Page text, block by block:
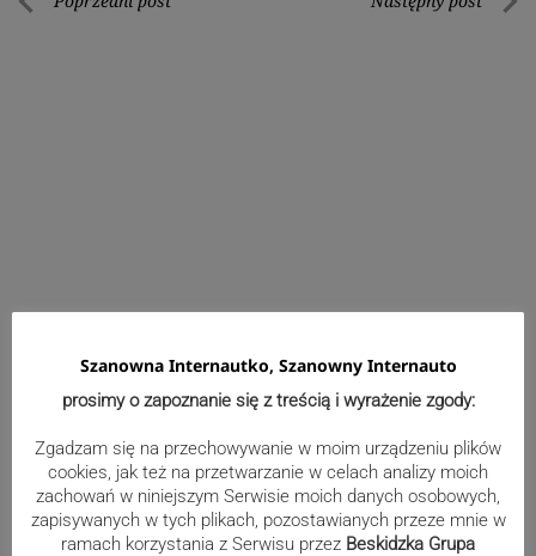
Wydarzenia
Zbliża się otwarcie rozbudowanej
szkoły i oddziału przedszkolnego w
Bażanowicach
Szanowna Internautko, Szanowny Internauto
prosimy o zapoznanie się z treścią i wyrażenie zgody:
Zgadzam się na przechowywanie w moim urządzeniu plików
cookies, jak też na przetwarzanie w celach analizy moich
zachowań w niniejszym Serwisie moich danych osobowych,
zapisywanych w tych plikach, pozostawianych przeze mnie w
ramach korzystania z Serwisu przez Beskidzka Grupa